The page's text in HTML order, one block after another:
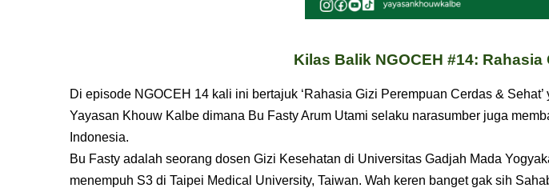
Kilas Balik NGOCEH #14:
Di episode NGOCEH 14 kali ini bertajuk ‘Rahasia Gizi Perempuan Cerdas &
Yayasan Khouw Kalbe dimana Bu Fasty Arum Utami selaku narasumber juga
Indonesia.
Bu Fasty adalah seorang dosen Gizi Kesehatan di Universitas Gadjah Mada
menempuh S3 di Taipei Medical University, Taiwan. Wah keren banget gak sih